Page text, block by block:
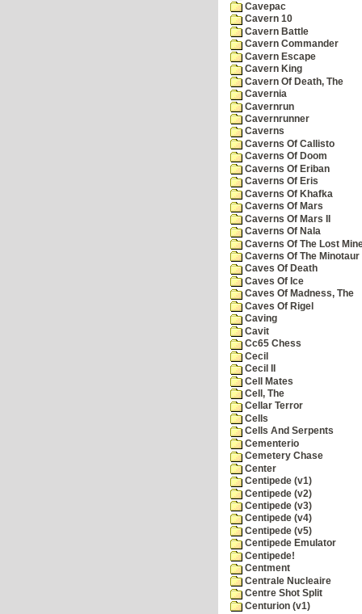
Cavepac
Cavern 10
Cavern Battle
Cavern Commander
Cavern Escape
Cavern King
Cavern Of Death, The
Cavernia
Cavernrun
Cavernrunner
Caverns
Caverns Of Callisto
Caverns Of Doom
Caverns Of Eriban
Caverns Of Eris
Caverns Of Khafka
Caverns Of Mars
Caverns Of Mars II
Caverns Of Nala
Caverns Of The Lost
Caverns Of The Minotaur
Caves Of Death
Caves Of Ice
Caves Of Madness, The
Caves Of Rigel
Caving
Cavit
Cc65 Chess
Cecil
Cecil II
Cell Mates
Cell, The
Cellar Terror
Cells
Cells And Serpents
Cementerio
Cemetery Chase
Center
Centipede (v1)
Centipede (v2)
Centipede (v3)
Centipede (v4)
Centipede (v5)
Centipede Emulator
Centipede!
Centment
Centrale Nucleaire
Centre Shot Split
Centurion (v1)